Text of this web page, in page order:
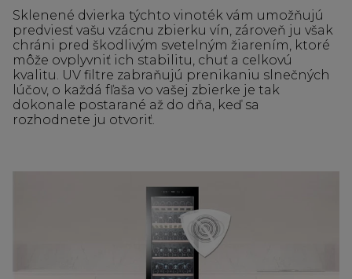
Sklenené dvierka týchto vinoték vám umožňujú
predviesť vašu vzácnu zbierku vín, zároveň ju však
chráni pred škodlivým svetelným žiarením, ktoré
môže ovplyvniť ich stabilitu, chuť a celkovú
kvalitu. UV filtre zabraňujú prenikaniu slnečných
lúčov, o každá fľaša vo vašej zbierke je tak
dokonale postarané až do dňa, keď sa
rozhodnete ju otvoriť.